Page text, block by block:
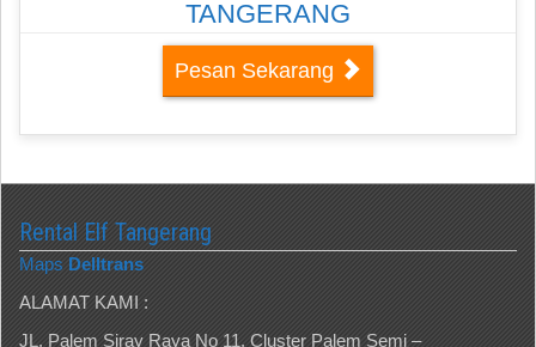
TANGERANG
Pesan Sekarang
Rental Elf Tangerang
Maps Delltrans
ALAMAT KAMI :
JL. Palem Siray Raya No 11. Cluster Palem Semi –